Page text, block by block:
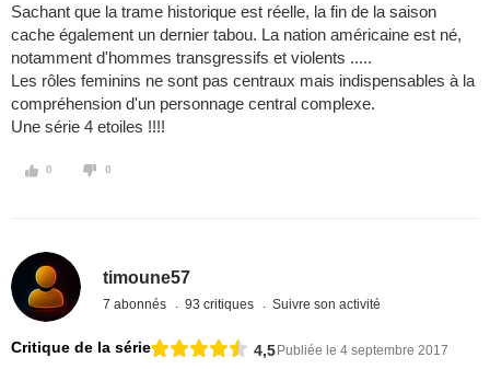
Sachant que la trame historique est réelle, la fin de la saison
cache également un dernier tabou. La nation américaine est né,
notamment d'hommes transgressifs et violents .....
Les rôles feminins ne sont pas centraux mais indispensables à la
compréhension d'un personnage central complexe.
Une série 4 etoiles !!!!
0 0
timoune57
7 abonnés 93 critiques Suivre son activité
Critique de la série 4,5Publiée le 4 septembre 2017